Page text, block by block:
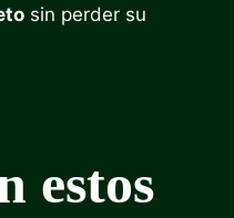
sin perder su
estos